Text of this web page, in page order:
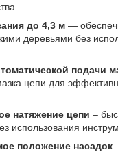
до 4,3 м —
деревьями без
подачи
цепи для
натяжение цепи –
использования
положение насадок